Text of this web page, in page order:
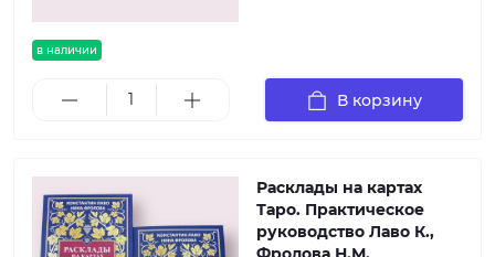
в наличии
В корзину
Расклады на картах
Таро. Практическое
руководство Лаво К.,